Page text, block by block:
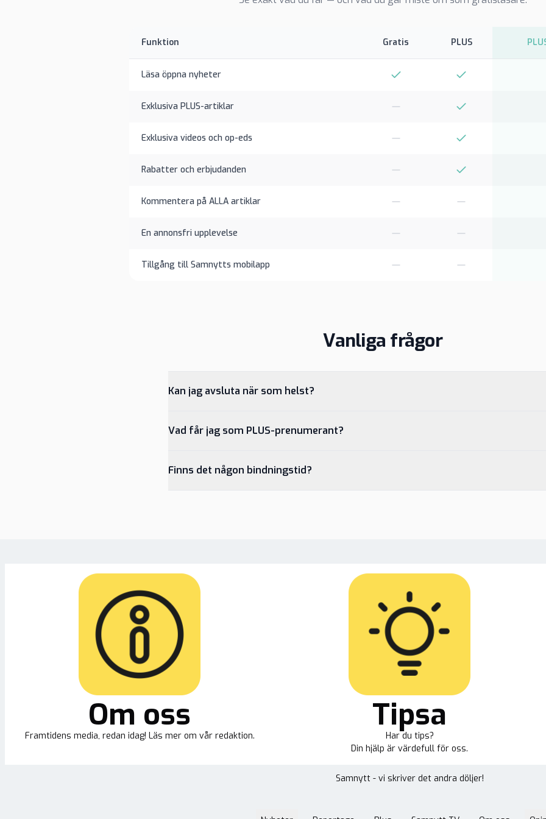
Funktion Gratis PLUS
Läsa öppna nyheter
Exklusiva PLUS-artiklar
Exklusiva videos och op-eds
Rabatter och erbjudanden
Kommentera på ALLA artiklar
En annonsfri upplevelse
Tillgång till Samnytts mobilapp
Vanliga frågor
Kan jag avsluta när som helst?
Vad får jag som PLUS-prenumerant?
Finns det någon bindningstid?
Om oss
Framtidens media, redan idag! Läs mer om vår redaktion.
Tipsa
Har du tips?
Din hjälp är värdefull för oss.
Samnytt - vi skriver det andra döljer!